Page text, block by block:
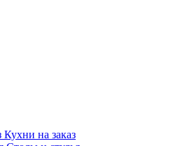
Кухни на заказ